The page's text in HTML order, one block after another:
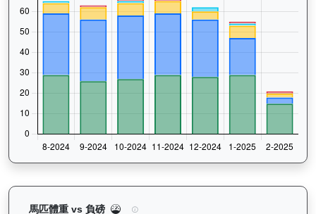
馬匹體重 vs 負磅 健康之星（G374）— 馬匹體重與負磅